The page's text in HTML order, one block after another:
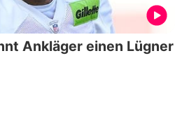
Ankläger einen Lügner